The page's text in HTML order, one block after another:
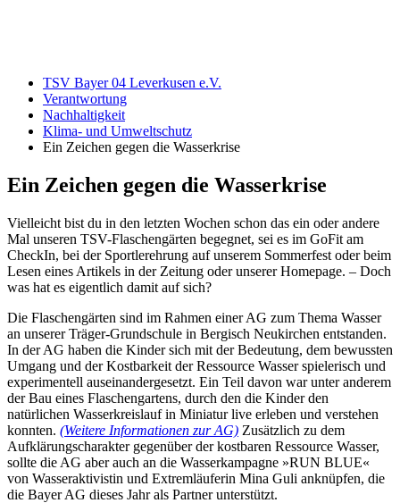
TSV Bayer 04 Leverkusen e.V.
Verantwortung
Nachhaltigkeit
Klima- und Umweltschutz
Ein Zeichen gegen die Wasserkrise
Ein Zeichen gegen die Wasserkrise
Vielleicht bist du in den letzten Wochen schon das ein oder andere
Mal unseren TSV-Flaschengärten begegnet, sei es im GoFit am
CheckIn, bei der Sportlerehrung auf unserem Sommerfest oder beim
Lesen eines Artikels in der Zeitung oder unserer Homepage. – Doch
was hat es eigentlich damit auf sich?
Die Flaschengärten sind im Rahmen einer AG zum Thema Wasser
an unserer Träger-Grundschule in Bergisch Neukirchen entstanden.
In der AG haben die Kinder sich mit der Bedeutung, dem bewussten
Umgang und der Kostbarkeit der Ressource Wasser spielerisch und
experimentell auseinandergesetzt. Ein Teil davon war unter anderem
der Bau eines Flaschengartens, durch den die Kinder den
natürlichen Wasserkreislauf in Miniatur live erleben und verstehen
konnten. (Weitere Informationen zur AG) Zusätzlich zu dem
Aufklärungscharakter gegenüber der kostbaren Ressource Wasser,
sollte die AG aber auch an die Wasserkampagne »RUN BLUE«
von Wasseraktivistin und Extremläuferin Mina Guli anknüpfen, die
die Bayer AG dieses Jahr als Partner unterstützt.